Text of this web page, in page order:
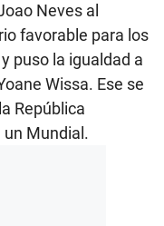
Neves al
favorable para los
puso la igualdad a
Wissa. Ese se
República
un Mundial.